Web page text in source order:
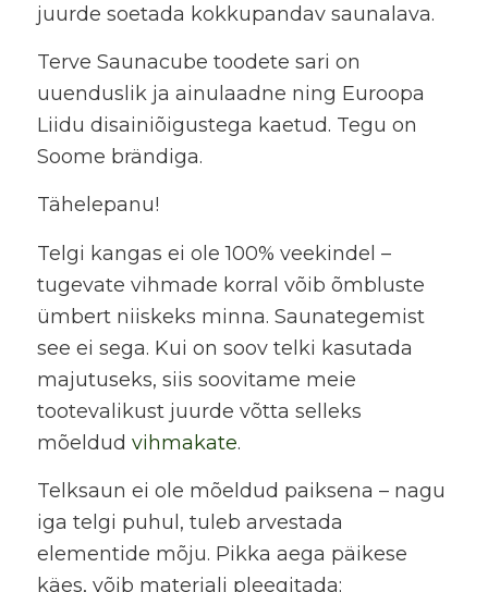
juurde soetada kokkupandav saunalava.
Terve Saunacube toodete sari on
uuenduslik ja ainulaadne ning Euroopa
Liidu disainiõigustega kaetud. Tegu on
Soome brändiga.
Tähelepanu!
Telgi kangas ei ole 100% veekindel –
tugevate vihmade korral võib õmbluste
ümbert niiskeks minna. Saunategemist
see ei sega. Kui on soov telki kasutada
majutuseks, siis soovitame meie
tootevalikust juurde võtta selleks
mõeldud vihmakate.
Telksaun ei ole mõeldud paiksena – nagu
iga telgi puhul, tuleb arvestada
elementide mõju. Pikka aega päikese
käes, võib materjali pleegitada;